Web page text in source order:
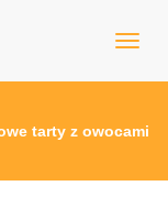
tarty z owocami